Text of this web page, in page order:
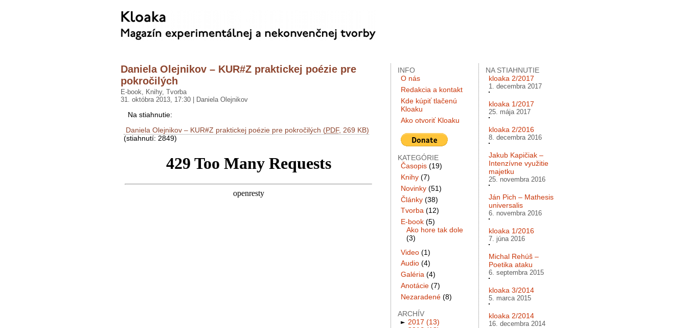
Daniela Olejnikov – KUR#Z praktickej poézie pre
pokročilých
E-book Knihy, Tvorba
31. októbra 2013, 17:30 | Daniela Olejnikov
Na stiahnutie:
Daniela Olejnikov – KUR#Z praktickej poézie pre pokročilých (PDF, 269 KB)
(stiahnutí: 2849)
INFO
O nás
Redakcia a kontakt
Kde kúpiť tlačenú
Kloaku
Ako otvoriť Kloaku
KATEGÓRIE
Časopis(19)
Knihy(7)
Novinky(51)
Články(38)
Tvorba(12)
E-book(5)
Ako hore tak dole
(3)
Video(1)
Audio(4)
Galéria (4)
Anotácie(7)
Nezaradené(8)
ARCHÍV
► 2017 (13)
NA STIAHNUTIE
kloaka 2/2017
1. decembra 2017
kloaka 1/2017
25. mája 2017
kloaka 2/2016
8. decembra 2016
Jakub Kapičiak –
Intenzívne využitie
majetku
25. novembra 2016
Ján Pich – Mathesis
universalis
6. novembra 2016
kloaka 1/2016
7. júna 2016
Michal Rehúš –
Poetika ataku
6. septembra 2015
kloaka 3/2014
5. marca 2015
kloaka 2/2014
16. decembra 2014